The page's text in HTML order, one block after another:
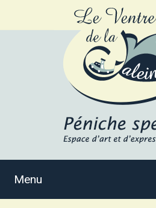
Menu